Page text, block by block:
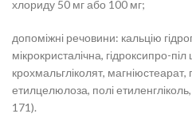
хлориду 50 мг або 100 мг;
допоміжні речовини: кальцію
мікрокристалічна, гідроксипро-
крохмальгліколят, магніюстеарат,
етилцелюлоза, полі
171).